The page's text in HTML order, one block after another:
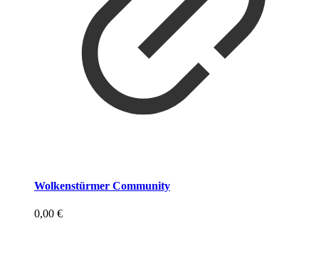
Wolkenstürmer Community
0,00 €